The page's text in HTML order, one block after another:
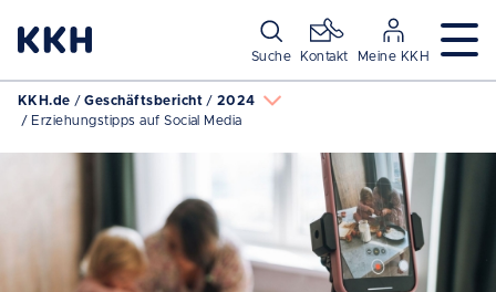
Suche Kontakt Meine KKH
KKH.de Geschäftsbericht
2024
Erziehungstipps auf Social Media